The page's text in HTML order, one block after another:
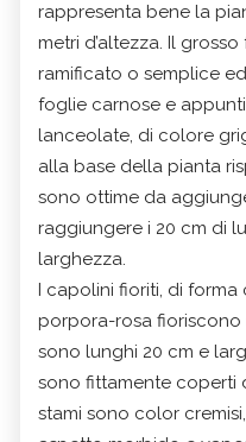
rappresenta bene la
metri d’altezza. Il
ramificato o semplice
foglie carnose e
lanceolate, di colore
alla base della pianta
sono ottime da
raggiungere i 20 cm di
larghezza.
I capolini fioriti, di
porpora-rosa fioriscono
sono lunghi 20 cm e
sono fittamente coperti
stami sono color